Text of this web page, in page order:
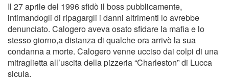
Il 27 aprile del 1996 sfidò il boss pubblicamente,
intimandogli di ripagargli i danni altrimenti lo avrebbe
denunciato. Calogero aveva osato sfidare la mafia e lo
stesso giorno,a distanza di qualche ora arrivò la sua
condanna a morte. Calogero venne ucciso dai colpi di una
mitraglietta all’uscita della pizzeria “Charleston” di Lucca
sicula.